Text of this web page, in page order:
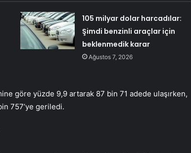
105 milyar dolar harcadılar:
Şimdi benzinli araçlar için
beklenmedik karar
Ağustos 7, 2026
göre yüzde 9,9 artarak 87 bin 71 adede ulaşırken,
757’ye geriledi.